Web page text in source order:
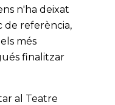
n'ha deixat
de referència,
més
finalitzar
al Teatre